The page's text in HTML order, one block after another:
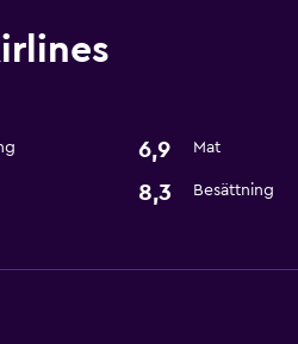
6,9 Mat
8,3 Besättning